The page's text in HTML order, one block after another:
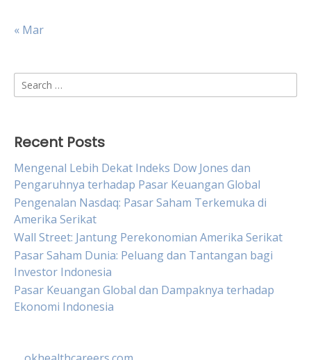
« Mar
Search
for:
Recent Posts
Mengenal Lebih Dekat Indeks Dow Jones dan
Pengaruhnya terhadap Pasar Keuangan Global
Pengenalan Nasdaq: Pasar Saham Terkemuka di
Amerika Serikat
Wall Street: Jantung Perekonomian Amerika Serikat
Pasar Saham Dunia: Peluang dan Tantangan bagi
Investor Indonesia
Pasar Keuangan Global dan Dampaknya terhadap
Ekonomi Indonesia